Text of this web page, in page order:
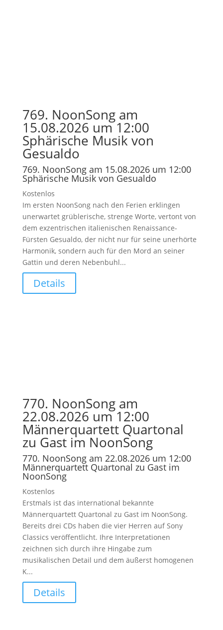
769. NoonSong am
15.08.2026 um 12:00
Sphärische Musik von
Gesualdo
769. NoonSong am 15.08.2026 um 12:00
Sphärische Musik von Gesualdo
Kostenlos
Im ersten NoonSong nach den Ferien erklingen
unerwartet grüblerische, strenge Worte, vertont von
dem exzentrischen italienischen Renaissance-
Fürsten Gesualdo, der nicht nur für seine unerhörte
Harmonik, sondern auch für den Mord an seiner
Gattin und deren Nebenbuhl...
Details
770. NoonSong am
22.08.2026 um 12:00
Männerquartett Quartonal
zu Gast im NoonSong
770. NoonSong am 22.08.2026 um 12:00
Männerquartett Quartonal zu Gast im
NoonSong
Kostenlos
Erstmals ist das international bekannte
Männerquartett Quartonal zu Gast im NoonSong.
Bereits drei CDs haben die vier Herren auf Sony
Classics veröffentlicht. Ihre Interpretationen
zeichnen sich durch ihre Hingabe zum
musikalischen Detail und dem äußerst homogenen
K...
Details